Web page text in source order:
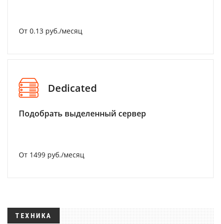
От 0.13 руб./месяц
Dedicated
Подобрать выделенный сервер
От 1499 руб./месяц
ТЕХНИКА